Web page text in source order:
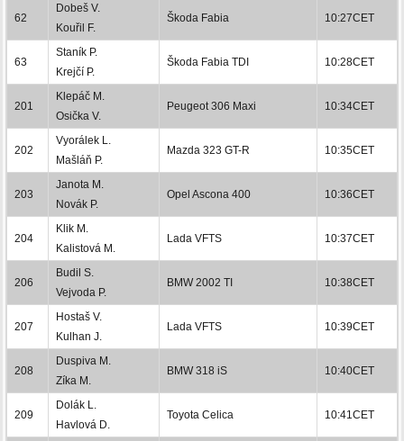
62
Dobeš V.
Kouřil F.
Škoda Fabia 10:27CET
63
Staník P.
Krejčí P.
Škoda Fabia TDI 10:28CET
201
Klepáč M.
Osička V.
Peugeot 306 Maxi 10:34CET
202
Vyorálek L.
Mašláň P.
Mazda 323 GT-R 10:35CET
203
Janota M.
Novák P.
Opel Ascona 400 10:36CET
204
Klik M.
Kalistová M.
Lada VFTS 10:37CET
206
Budil S.
Vejvoda P.
BMW 2002 TI 10:38CET
207
Hostaš V.
Kulhan J.
Lada VFTS 10:39CET
208
Duspiva M.
Zíka M.
BMW 318 iS 10:40CET
209
Dolák L.
Havlová D.
Toyota Celica 10:41CET